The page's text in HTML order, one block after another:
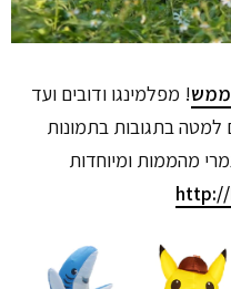
ממש! מפלמינגו ודובים ועד
למטה בתגובות בתמונות
מהממות ומיוחדות